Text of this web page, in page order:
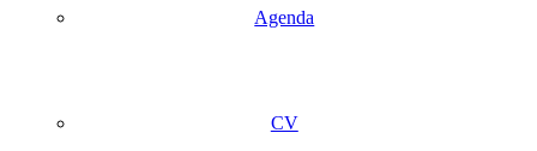
Agenda
CV